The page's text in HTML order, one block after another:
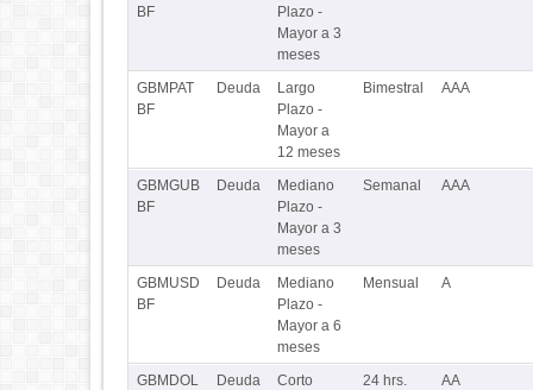
BF
Plazo -
Mayor a 3
meses
GBMPAT
BF
Deuda
Largo
Plazo -
Mayor a
12 meses
Bimestral AAA
GBMGUB
BF
Deuda
Mediano
Plazo -
Mayor a 3
meses
Semanal AAA
GBMUSD
BF
Deuda
Mediano
Plazo -
Mayor a 6
meses
Mensual A
GBMDOL
Deuda
Corto
24 hrs. AA